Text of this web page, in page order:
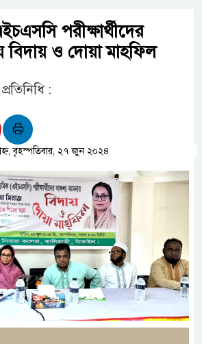
পরীক্ষার্থীদের
বিদায় ও দোয়া মাহফিল
:
বৃহস্পতিবার, ২৭ জুন ২০২৪